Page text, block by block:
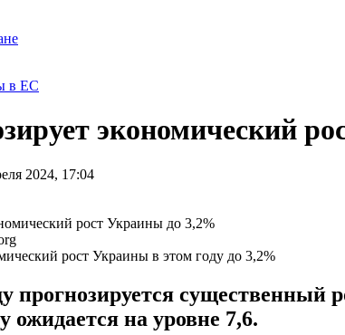
в ЕС
экономический
2024, 17:04
рост Украины в этом году до 3,2%
прогнозируется существенный
ожидается на уровне 7,6.